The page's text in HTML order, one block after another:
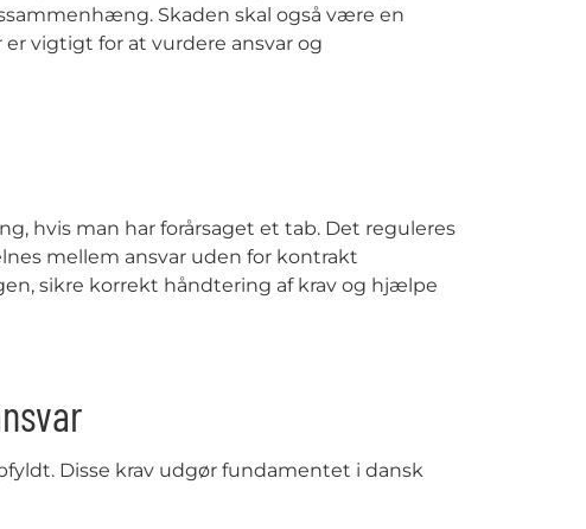
Skaden skal også være en
vigtigt for at vurdere ansvar og
hvis man har forårsaget et tab. Det reguleres
mellem ansvar uden for kontrakt
sikre korrekt håndtering af krav og hjælpe
Disse krav udgør fundamentet i dansk